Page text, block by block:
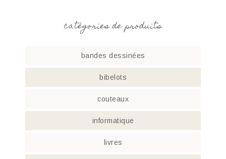
catégories de produits
bandes dessinées
bibelots
couteaux
informatique
livres